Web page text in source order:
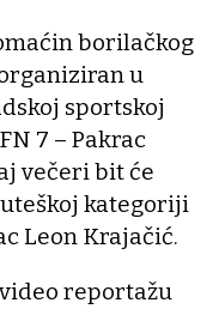
borilačkog
u
sportskoj
7 – Pakrac
večeri bit će
kategoriji
Leon Krajačić.
reportažu